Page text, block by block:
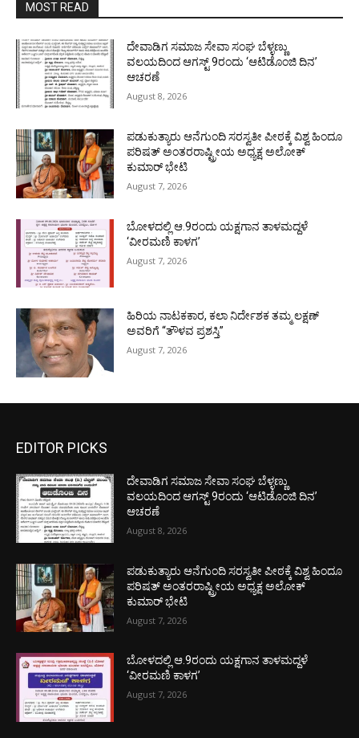
MOST READ
ದೇವಾಡಿಗ ಸಮಾಜ ಸೇವಾ ಸಂಘ ಬೆಳ್ಳಣ್ಣು
ವಲಯದಿಂದ ಆಗಸ್ಟ್ 9ರಂದು ‘ಆಟಿಡೊಂಜಿ ದಿನ’
ಆಚರಣೆ
August 8, 2026
ಪಡುಕುತ್ಯಾರು ಆನೆಗುಂದಿ ಸರಸ್ವತೀ ಪೀಠಕ್ಕೆ ವಿಶ್ವ ಹಿಂದೂ
ಪರಿಷತ್ ಅಂತರರಾಷ್ಟ್ರೀಯ ಅಧ್ಯಕ್ಷ ಅಲೋಕ್
ಕುಮಾರ್ ಭೇಟಿ
August 7, 2026
ಬೋಳದಲ್ಲಿ ಆ.9ರಂದು ಯಕ್ಷಗಾನ ತಾಳಮದ್ದಳೆ
‘ವೀರಮಣಿ ಕಾಳಗ’
August 7, 2026
ಹಿರಿಯ ನಾಟಕಕಾರ, ಕಲಾ ನಿರ್ದೇಶಕ ತಮ್ಮ ಲಕ್ಷಣ್
ಅವರಿಗೆ “ತೌಳವ ಪ್ರಶಸ್ತಿ”
August 7, 2026
EDITOR PICKS
ದೇವಾಡಿಗ ಸಮಾಜ ಸೇವಾ ಸಂಘ ಬೆಳ್ಳಣ್ಣು
ವಲಯದಿಂದ ಆಗಸ್ಟ್ 9ರಂದು ‘ಆಟಿಡೊಂಜಿ ದಿನ’
ಆಚರಣೆ
August 8, 2026
ಪಡುಕುತ್ಯಾರು ಆನೆಗುಂದಿ ಸರಸ್ವತೀ ಪೀಠಕ್ಕೆ ವಿಶ್ವ ಹಿಂದೂ
ಪರಿಷತ್ ಅಂತರರಾಷ್ಟ್ರೀಯ ಅಧ್ಯಕ್ಷ ಅಲೋಕ್
ಕುಮಾರ್ ಭೇಟಿ
August 7, 2026
ಬೋಳದಲ್ಲಿ ಆ.9ರಂದು ಯಕ್ಷಗಾನ ತಾಳಮದ್ದಳೆ
‘ವೀರಮಣಿ ಕಾಳಗ’
August 7, 2026